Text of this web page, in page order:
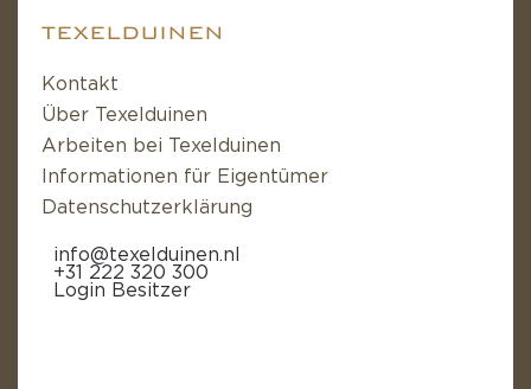
TEXELDUINEN
Kontakt
Über Texelduinen
Arbeiten bei Texelduinen
Informationen für Eigentümer
Datenschutzerklärung
info@texelduinen.nl
+31 222 320 300
Login Besitzer